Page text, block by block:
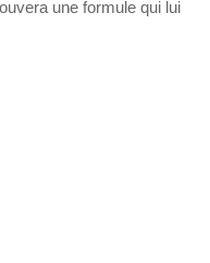
une formule qui lui